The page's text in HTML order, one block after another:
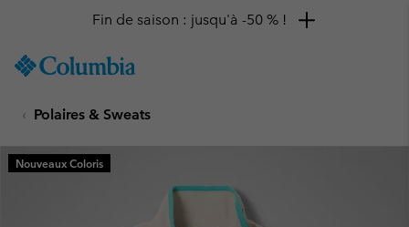
TO
SKIP
MAIN
NAV
Fin de saison : jusqu'à -50 % !
Polaires & Sweats
Nouveaux Coloris